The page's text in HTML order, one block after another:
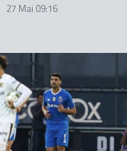
27 Mai 09:16